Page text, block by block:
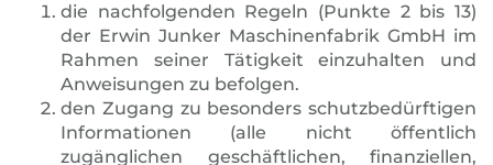
die nachfolgenden Regeln (Punkte 2 bis 13)
der Erwin Junker Maschinenfabrik GmbH im
Rahmen seiner Tätigkeit einzuhalten und
Anweisungen zu befolgen.
den Zugang zu besonders schutzbedürftigen
Informationen (alle nicht öffentlich
zugänglichen geschäftlichen, finanziellen,